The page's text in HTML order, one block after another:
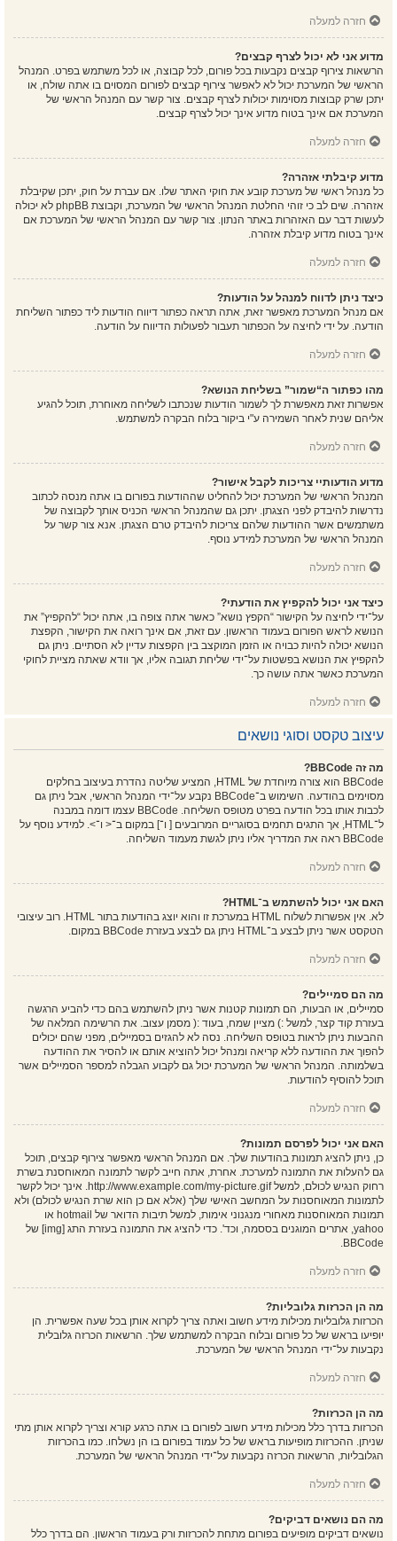
חזרה למעלה
מדוע אני לא יכול לצרף קבצים?
הרשאות צירוף קבצים נקבעות בכל פורום, לכל קבוצה, או לכל משתמש בפרט. המנהל
הראשי של המערכת יכול לא לאפשר צירוף קבצים לפורום המסוים בו אתה שולח, או
יתכן שרק קבוצות מסוימות יכולות לצרף קבצים. צור קשר עם המנהל הראשי של
המערכת אם אינך בטוח מדוע אינך יכול לצרף קבצים.
חזרה למעלה
מדוע קיבלתי אזהרה?
כל מנהל ראשי של מערכת קובע את חוקי האתר שלו. אם עברת על חוק, יתכן שקיבלת
אזהרה. שים לב כי זוהי החלטת המנהל הראשי של המערכת, וקבוצת phpBB לא יכולה
לעשות דבר עם האזהרות באתר הנתון. צור קשר עם המנהל הראשי של המערכת אם
אינך בטוח מדוע קיבלת אזהרה.
חזרה למעלה
כיצד ניתן לדווח למנהל על הודעות?
אם מנהל המערכת מאפשר זאת, אתה תראה כפתור דיווח הודעות ליד כפתור השליחת
הודעה. על ידי לחיצה על הכפתור תעבור לפעולות הדיווח על הודעה.
חזרה למעלה
מהו כפתור ה“שמור” בשליחת הנושא?
אפשרות זאת מאפשרת לך לשמור הודעות שנכתבו לשליחה מאוחרת, תוכל להגיע
אליהם שנית לאחר השמירה ע"י ביקור בלוח הבקרה למשתמש.
חזרה למעלה
מדוע הודעותיי צריכות לקבל אישור?
המנהל הראשי של המערכת יכול להחליט שההודעות בפורום בו אתה מנסה לכתוב
נדרשות להיבדק לפני הצגתן. יתכן גם שהמנהל הראשי הכניס אותך לקבוצה של
משתמשים אשר ההודעות שלהם צריכות להיבדק טרם הצגתן. אנא צור קשר על
המנהל הראשי של המערכת למידע נוסף.
חזרה למעלה
כיצד אני יכול להקפיץ את הודעתי?
על־ידי לחיצה על הקישור “הקפץ נושא” כאשר אתה צופה בו, אתה יכול “להקפיץ” את
הנושא לראש הפורום בעמוד הראשון. עם זאת, אם אינך רואה את הקישור, הקפצת
הנושא יכולה להיות כבויה או הזמן המוקצב בין הקפצות עדיין לא הסתיים. ניתן גם
להקפיץ את הנושא בפשטות על־ידי שליחת תגובה אליו, אך וודא שאתה מציית לחוקי
המערכת כאשר אתה עושה כך.
חזרה למעלה
עיצוב טקסט וסוגי נושאים
מה זה BBCode?
BBCode הוא צורה מיוחדת של HTML, המציע שליטה נהדרת בעיצוב בחלקים
מסוימים בהודעה. השימוש ב־BBCode נקבע על־ידי המנהל הראשי, אבל ניתן גם
לכבות אותו בכל הודעה בפרט מטופס השליחה. BBCode עצמו דומה במבנה
ל־HTML, אך התגים תחמים בסוגריים המרובעים [ ו־] במקום ב־< ו־>. למידע נוסף על
BBCode ראה את המדריך אליו ניתן לגשת מעמוד השליחה.
חזרה למעלה
האם אני יכול להשתמש ב־HTML?
לא. אין אפשרות לשלוח HTML במערכת זו והוא יוצג בהודעות בתור HTML. רוב עיצובי
הטקסט אשר ניתן לבצע ב־HTML ניתן גם לבצע בעזרת BBCode במקום.
חזרה למעלה
מה הם סמיילים?
סמיילים, או הבעות, הם תמונות קטנות אשר ניתן להשתמש בהם כדי להביע הרגשה
בעזרת קוד קצר, למשל :) מציין שמח, בעוד :( מסמן עצוב. את הרשימה המלאה של
ההבעות ניתן לראות בטופס השליחה. נסה לא להגזים בסמיילים, מפני שהם יכולים
להפוך את ההודעה ללא קריאה ומנהל יכול להוציא אותם או להסיר את ההודעה
בשלמותה. המנהל הראשי של המערכת יכול גם לקבוע הגבלה למספר הסמיילים אשר
תוכל להוסיף להודעות.
חזרה למעלה
האם אני יכול לפרסם תמונות?
כן, ניתן להציג תמונות בהודעות שלך. אם המנהל הראשי מאפשר צירוף קבצים, תוכל
גם להעלות את התמונה למערכת. אחרת, אתה חייב לקשר לתמונה המאוחסנת בשרת
רחוק הנגיש לכולם, למשל http://www.example.com/my-picture.gif. אינך יכול לקשר
לתמונות המאוחסנות על המחשב האישי שלך (אלא אם כן הוא שרת הנגיש לכולם) ולא
תמונות המאוחסנות מאחורי מנגנוני אימות, למשל תיבות הדואר של hotmail או
yahoo, אתרים המוגנים בססמה, וכד'. כדי להציג את התמונה בעזרת התג [img] של
BBCode.
חזרה למעלה
מה הן הכרזות גלובליות?
הכרזות גלובליות מכילות מידע חשוב ואתה צריך לקרוא אותן בכל שעה אפשרית. הן
יופיעו בראש של כל פורום ובלוח הבקרה למשתמש שלך. הרשאות הכרזה גלובלית
נקבעות על־ידי המנהל הראשי של המערכת.
חזרה למעלה
מה הן הכרזות?
הכרזות בדרך כלל מכילות מידע חשוב לפורום בו אתה כרגע קורא וצריך לקרוא אותן מתי
שניתן. ההכרזות מופיעות בראש של כל עמוד בפורום בו הן נשלחו. כמו בהכרזות
הגלובליות, הרשאות הכרזה נקבעות על־ידי המנהל הראשי של המערכת.
חזרה למעלה
מה הם נושאים דביקים?
נושאים דביקים מופיעים בפורום מתחת להכרזות ורק בעמוד הראשון. הם בדרך כלל